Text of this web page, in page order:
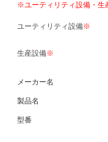
※ユーティリティ設備・生
ユーティリティ設備※
生産設備※
メーカー名
製品名
型番